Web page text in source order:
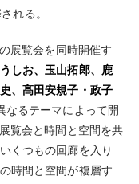
れる。
展覧会を同時開催す
しお、玉山拓郎、鹿
、髙田安規子・政子
なるテーマによって開
覧会と時間と空間を共
くつもの回廊を入り
時間と空間が複層す